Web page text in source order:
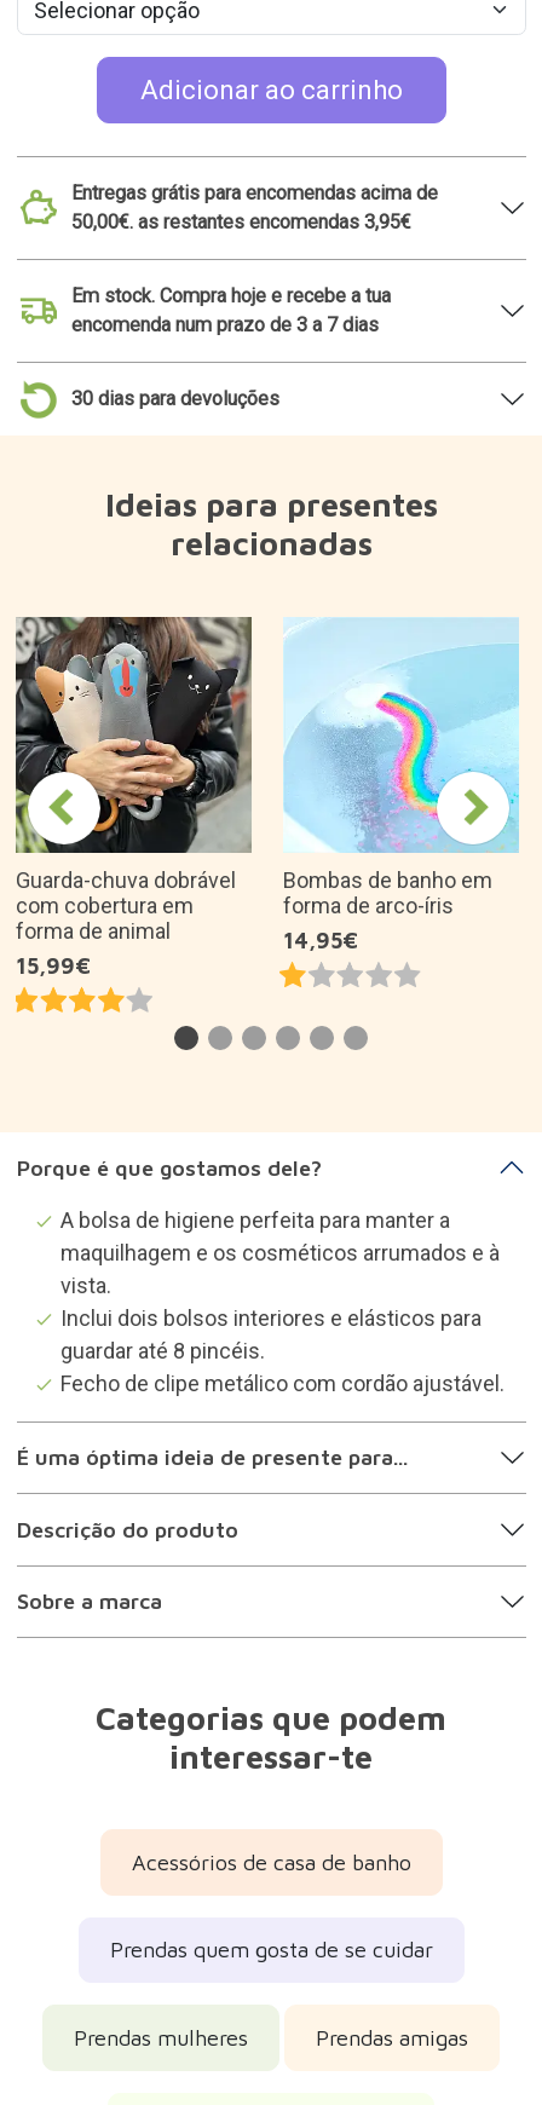
Adicionar ao carrinho
Entregas grátis para encomendas acima de
50,00€. as restantes encomendas 3,95€
Em stock. Compra hoje e recebe a tua
encomenda num prazo de 3 a 7 dias
30 dias para devoluções
Ideias para presentes
relacionadas
Guarda-chuva dobrável
com cobertura em
forma de animal
15,99€
Bombas de banho em
forma de arco-íris
14,95€
Porque é que gostamos dele?
A bolsa de higiene perfeita para manter a
maquilhagem e os cosméticos arrumados e à
vista.
Inclui dois bolsos interiores e elásticos para
guardar até 8 pincéis.
Fecho de clipe metálico com cordão ajustável.
É uma óptima ideia de presente para...
Descrição do produto
Sobre a marca
Categorias que podem
interessar-te
Acessórios de casa de banho
Prendas quem gosta de se cuidar
Prendas mulheres Prendas amigas